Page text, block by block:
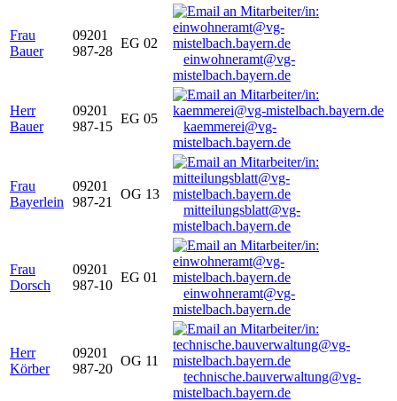
Frau
Bauer
09201
987-28
EG 02
einwohneramt@vg-
mistelbach.bayern.de
Herr
Bauer
09201
987-15
EG 05
kaemmerei@vg-
mistelbach.bayern.de
Frau
Bayerlein
09201
987-21
OG 13
mitteilungsblatt@vg-
mistelbach.bayern.de
Frau
Dorsch
09201
987-10
EG 01
einwohneramt@vg-
mistelbach.bayern.de
Herr
Körber
09201
987-20
OG 11
technische.bauverwaltung@vg-
mistelbach.bayern.de